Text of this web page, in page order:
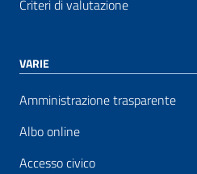
Criteri di valutazione
VARIE
Amministrazione trasparente
Albo online
Accesso civico